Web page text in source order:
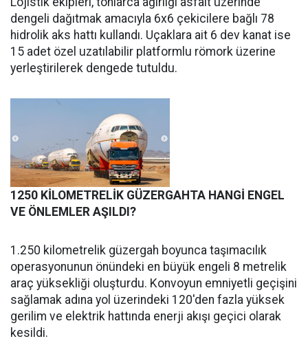
dengeli dağıtmak amacıyla 6x6 çekicilere bağlı 78
hidrolik aks hattı kullandı. Uçaklara ait 6 dev kanat ise
15 adet özel uzatılabilir platformlu römork üzerine
yerleştirilerek dengede tutuldu.
1250 KİLOMETRELİK GÜZERGAHTA HANGİ ENGEL
VE ÖNLEMLER AŞILDI?
1.250 kilometrelik güzergah boyunca taşımacılık
operasyonunun önündeki en büyük engeli 8 metrelik
araç yüksekliği oluşturdu. Konvoyun emniyetli geçişini
sağlamak adına yol üzerindeki 120'den fazla yüksek
gerilim ve elektrik hattında enerji akışı geçici olarak
kesildi.